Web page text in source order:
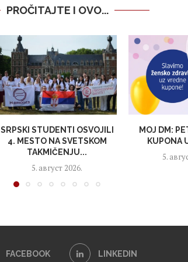
PROČITAJTE I OVO...
SRPSKI STUDENTI OSVOJILI
4. MESTO NA SVETSKOM
TAKMIČENJU...
5. август 2026.
MOJ DM:
KUPONA
5.
FACEBOOK LINKEDIN